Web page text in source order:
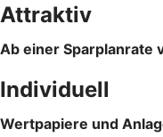
Attraktiv
Ab einer Sparplanrate
Individuell
Wertpapiere und